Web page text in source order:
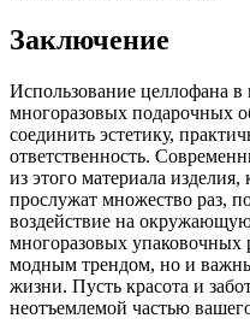
Заключение
Использование целлофана в
многоразовых подарочных
соединить эстетику,
ответственность.
из этого материала
прослужат множество раз,
воздействие на
многоразовых упаковочных
модным трендом, но и
жизни. Пусть красота и
неотъемлемой частью